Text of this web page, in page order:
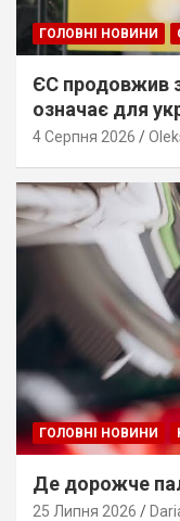
ГОЛОВНІ НОВИНИ
ЄС продовжив
означає для
4 Серпня 2026
ГОЛОВНІ НОВИНИ
Де дорожче
25 Липня 2026